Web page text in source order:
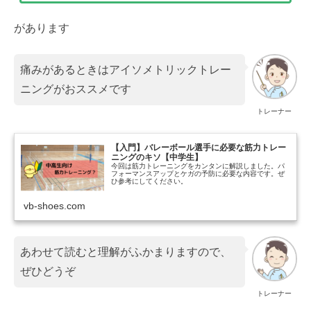
があります
トレーナー
痛みがあるときはアイソメトリックトレー
ニングがおススメです
【入門】バレーボール選手に必要な筋力トレー
ニングのキソ【中学生】
今回は筋力トレーニングをカンタンに解説しました。パ
フォーマンスアップとケガの予防に必要な内容です。ぜ
ひ参考にしてください。
vb-shoes.com
トレーナー
あわせて読むと理解がふかまりますので、
ぜひどうぞ